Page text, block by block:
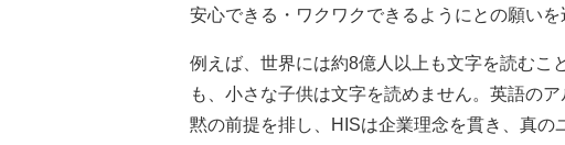
安心できる・ワクワクできるようにとの願いを
例えば、世界には約8億人以上も文字を読むこ
も、小さな子供は文字を読めません。英語の
黙の前提を排し、HISは企業理念を貫き、真